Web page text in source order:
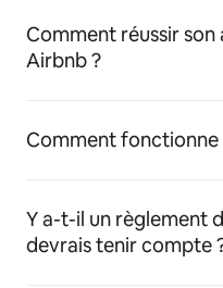
Comment réussir
Airbnb ?
Comment
Y a-t-il un règlement
devrais tenir compte